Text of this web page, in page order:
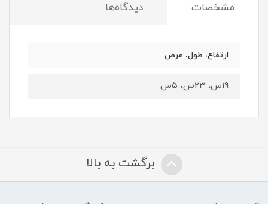
مشخصات دیدگاه‌ها
ارتفاع، طول، عرض
19س، 23س، 5س
برگشت به بالا